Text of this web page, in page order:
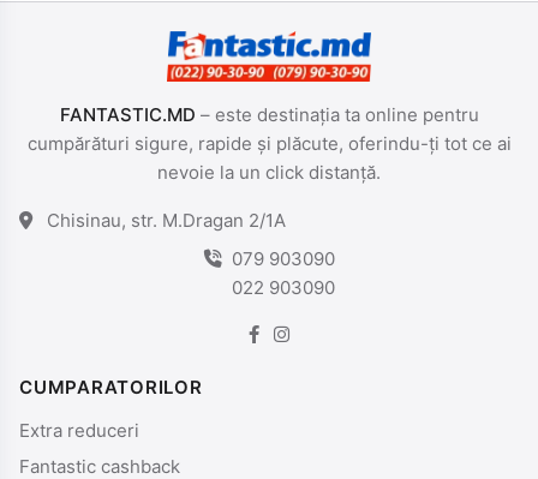
FANTASTIC.MD – este destinația ta online pentru
cumpărături sigure, rapide și plăcute, oferindu-ți tot ce ai
nevoie la un click distanță.
Chisinau, str. M.Dragan 2/1A
079 903090
022 903090
CUMPARATORILOR
Extra reduceri
Fantastic cashback